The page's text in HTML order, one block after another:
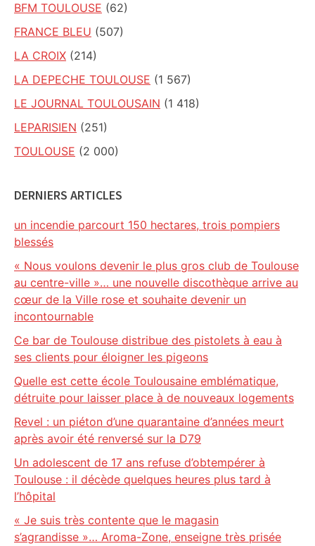
BFM TOULOUSE (62)
FRANCE BLEU (507)
LA CROIX (214)
LA DEPECHE TOULOUSE (1 567)
LE JOURNAL TOULOUSAIN (1 418)
LEPARISIEN (251)
TOULOUSE (2 000)
DERNIERS ARTICLES
un incendie parcourt 150 hectares, trois pompiers
blessés
« Nous voulons devenir le plus gros club de Toulouse
au centre-ville »… une nouvelle discothèque arrive au
cœur de la Ville rose et souhaite devenir un
incontournable
Ce bar de Toulouse distribue des pistolets à eau à
ses clients pour éloigner les pigeons
Quelle est cette école Toulousaine emblématique,
détruite pour laisser place à de nouveaux logements
Revel : un piéton d’une quarantaine d’années meurt
après avoir été renversé sur la D79
Un adolescent de 17 ans refuse d’obtempérer à
Toulouse : il décède quelques heures plus tard à
l’hôpital
« Je suis très contente que le magasin
s’agrandisse »… Aroma-Zone, enseigne très prisée